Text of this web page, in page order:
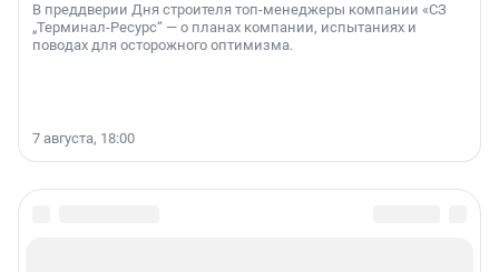
В преддверии Дня строителя топ-менеджеры компании «СЗ
„Терминал-Ресурс“ — о планах компании, испытаниях и
поводах для осторожного оптимизма.
7 августа, 18:00